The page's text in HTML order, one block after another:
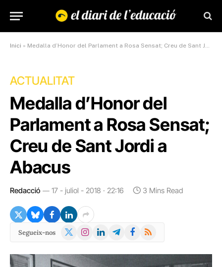
Inici » Medalla d’Honor del Parlament a Rosa Sensat; Creu de Sant Jordi a Abacus
ACTUALITAT
Medalla d’Honor del
Parlament a Rosa Sensat;
Creu de Sant Jordi a
Abacus
Redacció 17 - juliol - 2018 · 22:16 3 Mins Read
Segueix-nos
X
Instagram
LinkedInTelegramFacebook
RSS